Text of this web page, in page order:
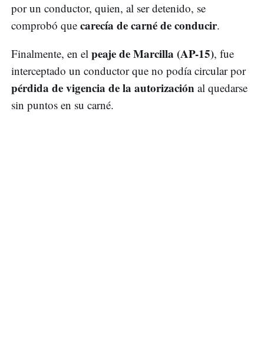
por un conductor, quien, al ser detenido, se
comprobó que carecía de carné de conducir.
Finalmente, en el peaje de Marcilla (AP-15), fue
interceptado un conductor que no podía circular por
pérdida de vigencia de la autorización al quedarse
sin puntos en su carné.